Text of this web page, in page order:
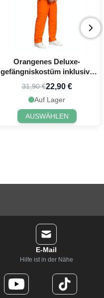
Orangenes Deluxe-
gefängniskostüm inklusive
Handschellen
31,90 €22,90 €
Auf Lager
AUSWÄHLEN
E-Mail
Hilfe ist in der Nähe